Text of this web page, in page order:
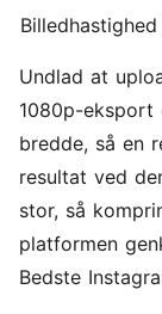
Billedhastighed
Undlad at
1080p-eksport
bredde, så en
resultat ved
stor, så
platformen
Bedste